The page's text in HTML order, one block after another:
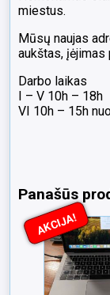
miestus.
Mūsų naujas
aukštas,
Darbo laikas
I – V 10h – 18h
VI 10h – 15h
Panašūs
AKCIJA!